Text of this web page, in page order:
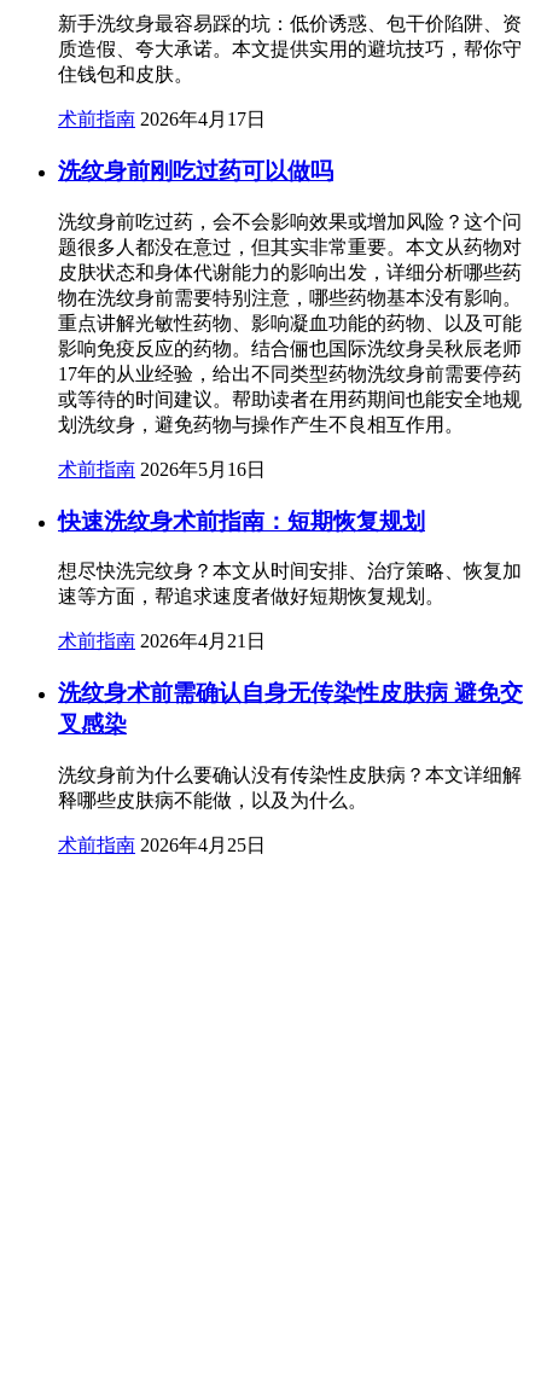
新手洗纹身最容易踩的坑：低价诱惑、包干价陷阱、资
质造假、夸大承诺。本文提供实用的避坑技巧，帮你守
住钱包和皮肤。
术前指南 2026年4月17日
洗纹身前刚吃过药可以做吗
洗纹身前吃过药，会不会影响效果或增加风险？这个问
题很多人都没在意过，但其实非常重要。本文从药物对
皮肤状态和身体代谢能力的影响出发，详细分析哪些药
物在洗纹身前需要特别注意，哪些药物基本没有影响。
重点讲解光敏性药物、影响凝血功能的药物、以及可能
影响免疫反应的药物。结合俪也国际洗纹身吴秋辰老师
17年的从业经验，给出不同类型药物洗纹身前需要停药
或等待的时间建议。帮助读者在用药期间也能安全地规
划洗纹身，避免药物与操作产生不良相互作用。
术前指南 2026年5月16日
快速洗纹身术前指南：短期恢复规划
想尽快洗完纹身？本文从时间安排、治疗策略、恢复加
速等方面，帮追求速度者做好短期恢复规划。
术前指南 2026年4月21日
洗纹身术前需确认自身无传染性皮肤病 避免交
叉感染
洗纹身前为什么要确认没有传染性皮肤病？本文详细解
释哪些皮肤病不能做，以及为什么。
术前指南 2026年4月25日